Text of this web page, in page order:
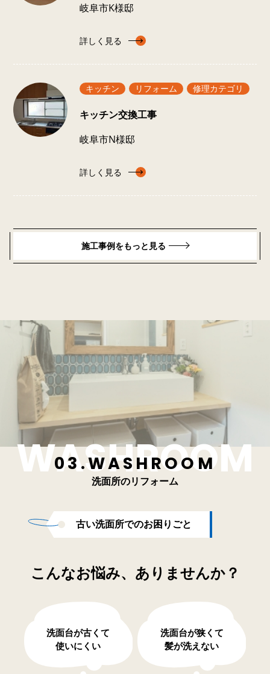
岐阜市K様邸
詳しく見る
キッチン リフォーム 修理カテゴリ
キッチン交換工事
岐阜市N様邸
詳しく見る
施工事例をもっと見る
03.WASHROOM
洗面所のリフォーム
古い洗面所でのお困りごと
こんなお悩み、ありませんか？
洗面台が古くて
使いにくい
洗面台が狭くて
髪が洗えない